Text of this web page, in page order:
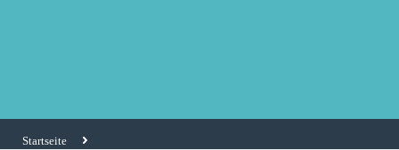
Startseite